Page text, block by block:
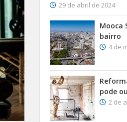
29 de abril de 2024
Mooca
bairro
4 de
pode
2 de